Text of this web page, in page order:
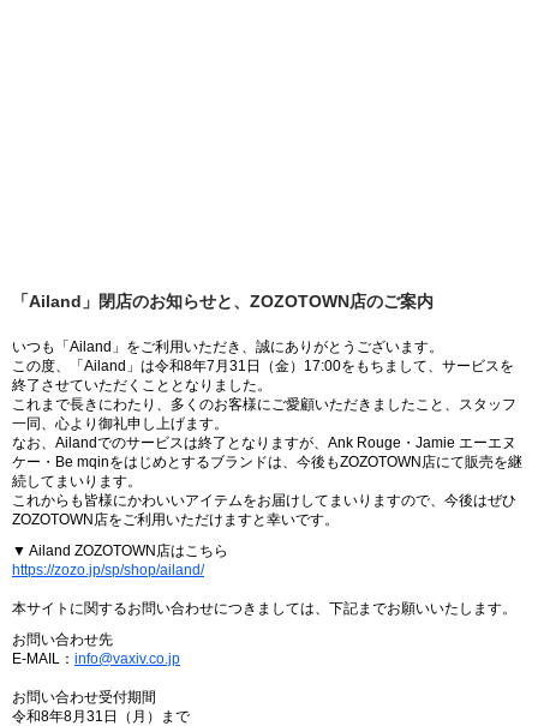
「Ailand」閉店のお知らせと、ZOZOTOWN店のご案内
いつも「Ailand」をご利用いただき、誠にありがとうございます。
この度、「Ailand」は令和8年7月31日（金）17:00をもちまして、サービスを
終了させていただくこととなりました。
これまで長きにわたり、多くのお客様にご愛顧いただきましたこと、スタッフ
一同、心より御礼申し上げます。
なお、Ailandでのサービスは終了となりますが、Ank Rouge・Jamie エーエヌ
ケー・Be mqinをはじめとするブランドは、今後もZOZOTOWN店にて販売を継
続してまいります。
これからも皆様にかわいいアイテムをお届けしてまいりますので、今後はぜひ
ZOZOTOWN店をご利用いただけますと幸いです。
▼ Ailand ZOZOTOWN店はこちら
https://zozo.jp/sp/shop/ailand/
本サイトに関するお問い合わせにつきましては、下記までお願いいたします。
お問い合わせ先
E-MAIL： info@vaxiv.co.jp
お問い合わせ受付期間
令和8年8月31日（月）まで